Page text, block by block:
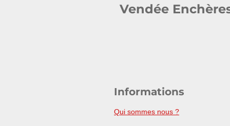
Vendée
Informations
Qui sommes nous ?